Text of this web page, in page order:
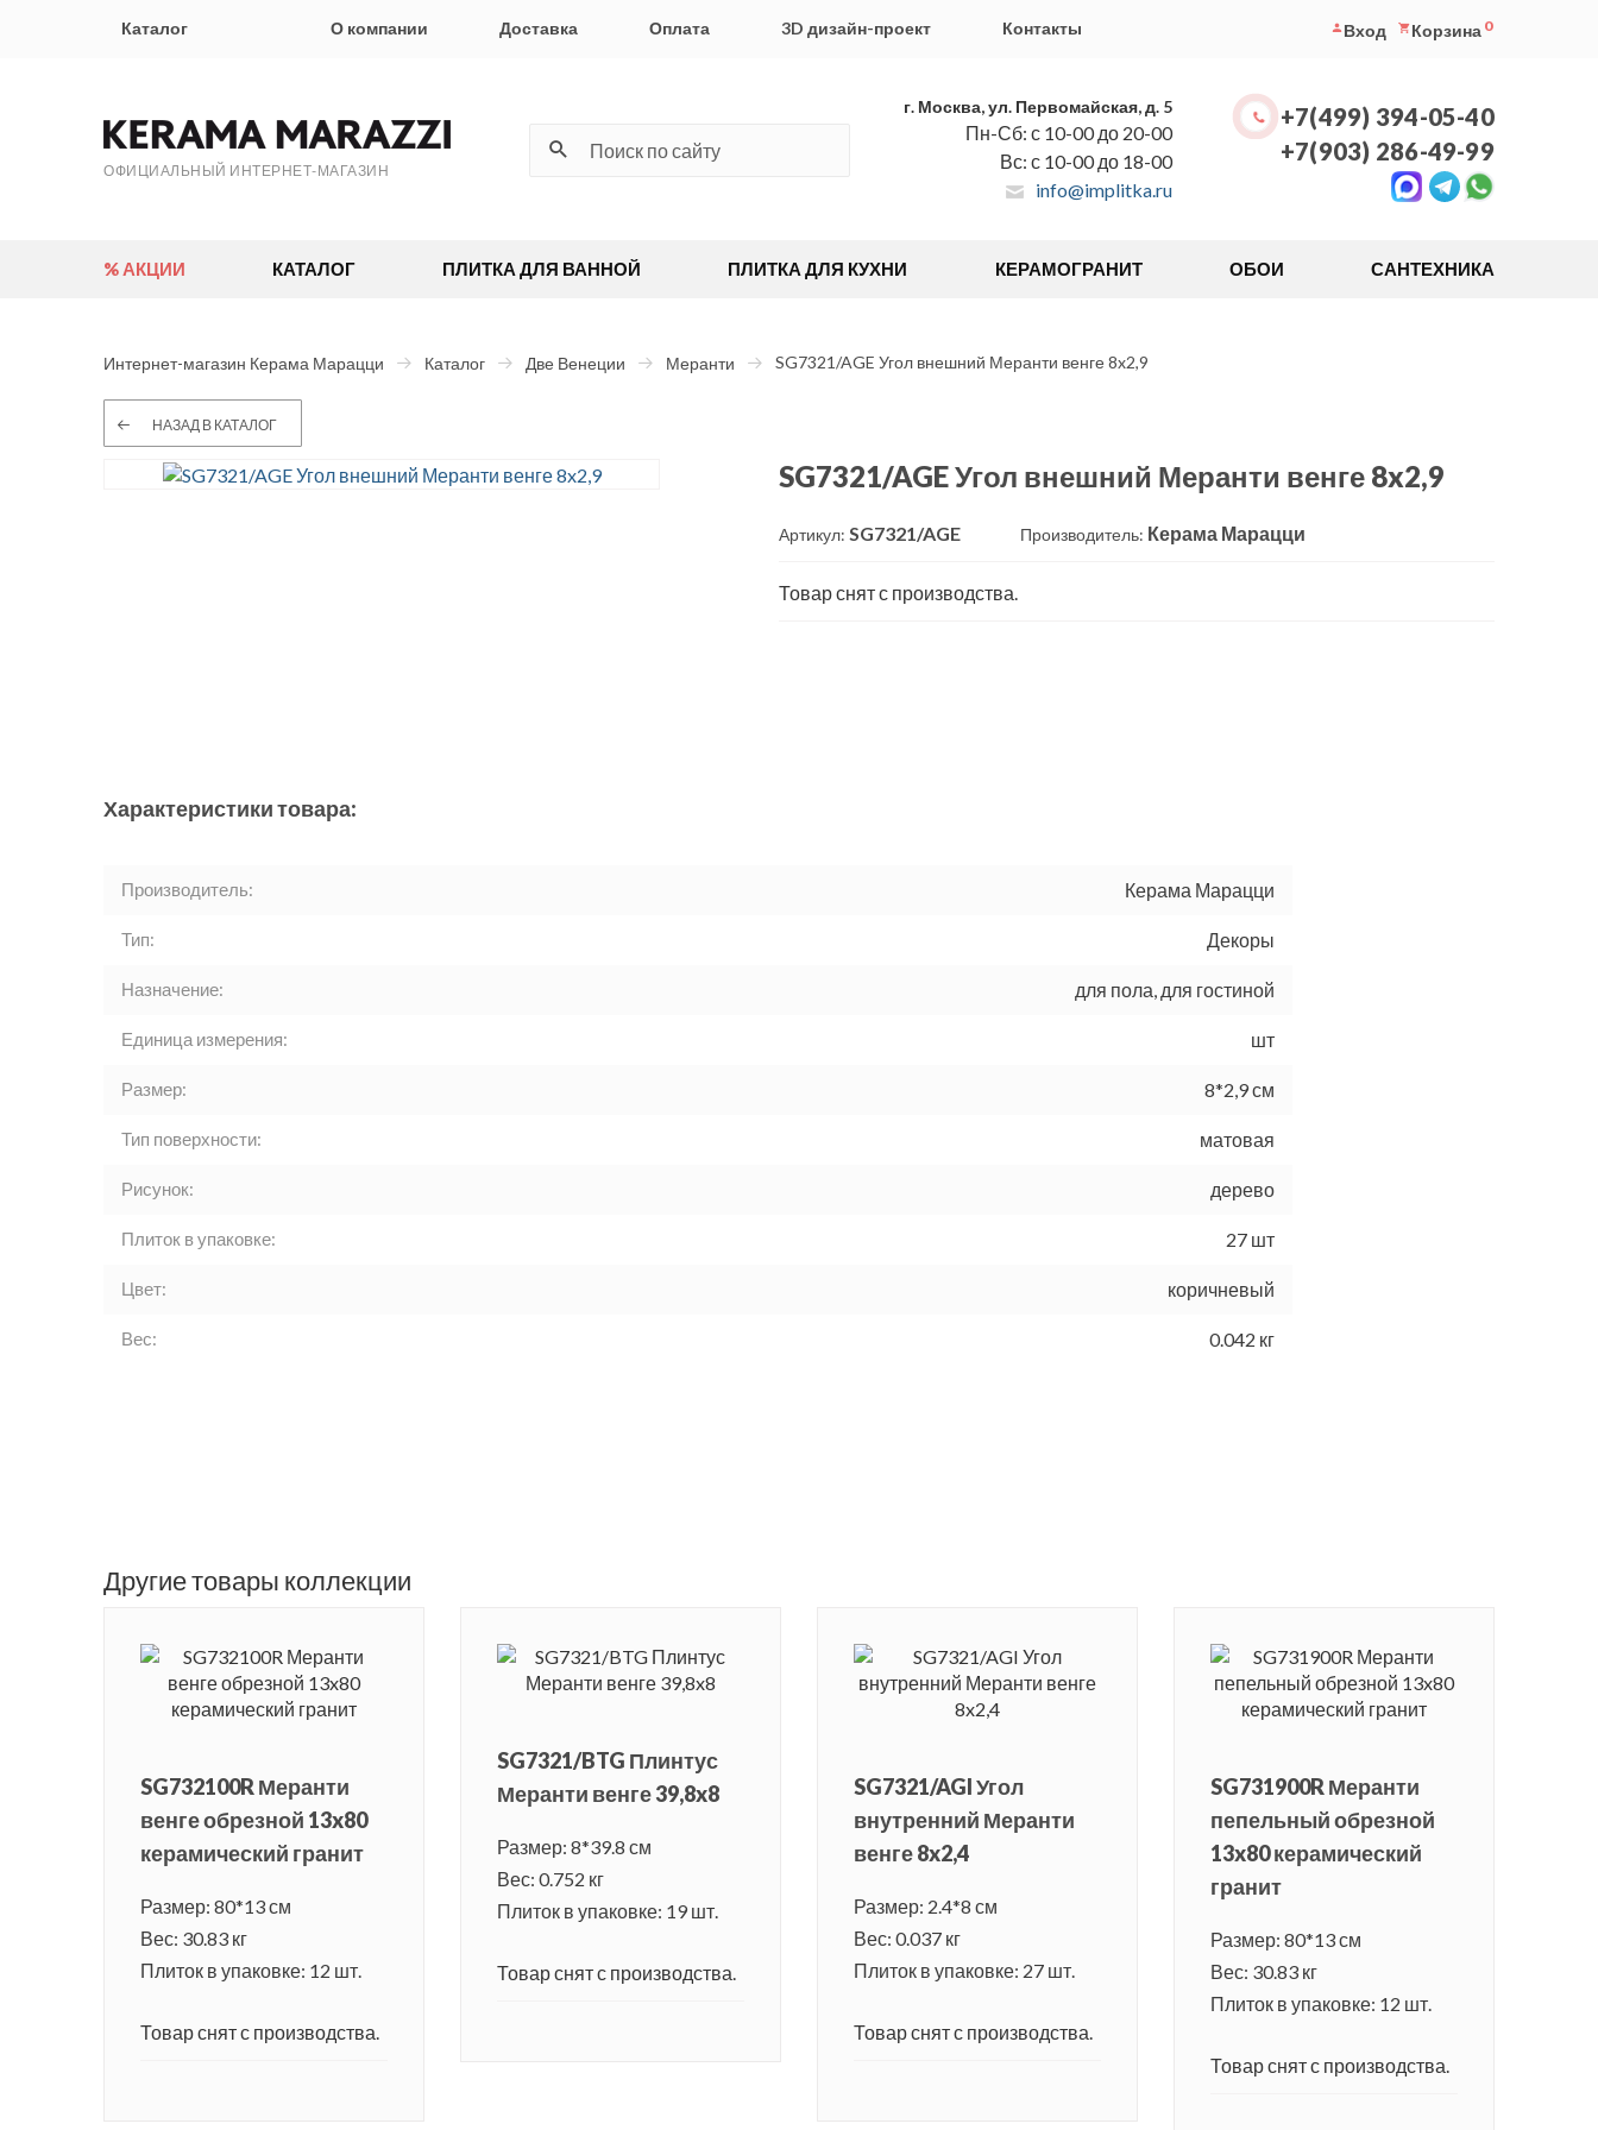
Каталог О компании Доставка Оплата 3D дизайн-проект Контакты Вход Корзина 0
ОФИЦИАЛЬНЫЙ ИНТЕРНЕТ-МАГАЗИН
г. Москва, ул. Первомайская, д. 5
Пн-Сб: с 10-00 до 20-00
Вс: с 10-00 до 18-00
info@implitka.ru
+7(499) 394-05-40
+7(903) 286-49-99
% АКЦИИ КАТАЛОГ ПЛИТКА ДЛЯ ВАННОЙ ПЛИТКА ДЛЯ КУХНИ КЕРАМОГРАНИТ ОБОИ САНТЕХНИКА
Интернет-магазин Керама Марацци Каталог Две Венеции Меранти SG7321/AGE Угол внешний Меранти венге 8x2,9
НАЗАД В КАТАЛОГ
SG7321/AGE Угол внешний Меранти венге 8x2,9
Артикул: SG7321/AGE Производитель: Керама Марацци
Товар снят с производства.
Характеристики товара:
Производитель: Керама Марацци
Тип: Декоры
Назначение: для пола, для гостиной
Единица измерения: шт
Размер: 8*2,9 см
Тип поверхности: матовая
Рисунок: дерево
Плиток в упаковке: 27 шт
Цвет: коричневый
Вес: 0.042 кг
Другие товары коллекции
SG732100R Меранти
венге обрезной 13x80
керамический гранит
Размер: 80*13 см
Вес: 30.83 кг
Плиток в упаковке: 12 шт.
Товар снят с производства.
SG7321/BTG Плинтус
Меранти венге 39,8x8
Размер: 8*39.8 см
Вес: 0.752 кг
Плиток в упаковке: 19 шт.
Товар снят с производства.
SG7321/AGI Угол
внутренний Меранти
венге 8x2,4
Размер: 2.4*8 см
Вес: 0.037 кг
Плиток в упаковке: 27 шт.
Товар снят с производства.
SG731900R Меранти
пепельный обрезной
13x80 керамический
гранит
Размер: 80*13 см
Вес: 30.83 кг
Плиток в упаковке: 12 шт.
Товар снят с производства.